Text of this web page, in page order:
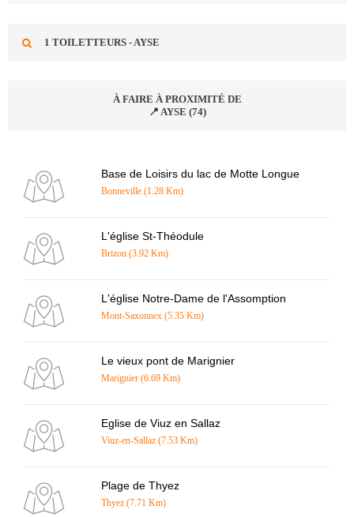
1 TOILETTEURS - AYSE
À FAIRE À PROXIMITÉ DE
📍 AYSE (74)
Base de Loisirs du lac de Motte Longue
Bonneville (1.28 Km)
L'église St-Théodule
Brizon (3.92 Km)
L'église Notre-Dame de l'Assomption
Mont-Saxonnex (5.35 Km)
Le vieux pont de Marignier
Marignier (6.69 Km)
Eglise de Viuz en Sallaz
Viuz-en-Sallaz (7.53 Km)
Plage de Thyez
Thyez (7.71 Km)